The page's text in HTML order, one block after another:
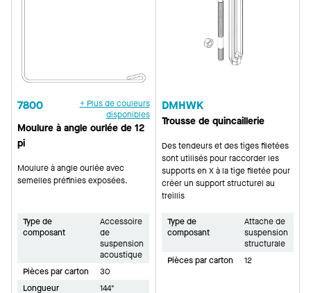
7800
+ Plus de couleurs
disponibles
Moulure à angle ourlée de 12
pi
Moulure à angle ourlée avec
semelles préfinies exposées.
Type de
composant
Accessoire
de
suspension
acoustique
Pièces par carton
30
Longueur
144"
DMHWK
Trousse de quincaillerie
Des tendeurs et des tiges filetées
sont utilisés pour raccorder les
supports en X à la tige filetée pour
créer un support structurel au
treillis
Type de
composant
Attache de
suspension
structurale
Pièces par carton
12